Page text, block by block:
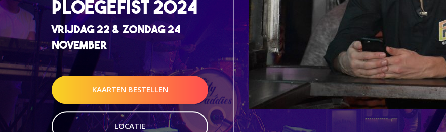
PLOEGEFIST 2024
VRIJDAG 22 & ZONDAG 24
NOVEMBER
KAARTEN BESTELLEN
LOCATIE